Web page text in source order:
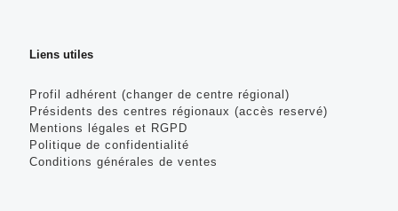
Liens utiles
Profil adhérent (changer de centre régional)
Présidents des centres régionaux (accès reservé)
Mentions légales et RGPD
Politique de confidentialité
Conditions générales de ventes